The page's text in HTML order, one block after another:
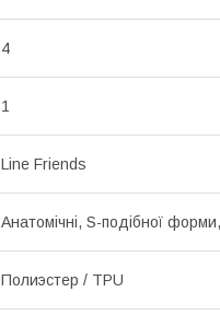
4
1
Line Friends
Анатомічні, S-подібної
Полиэстер / TPU